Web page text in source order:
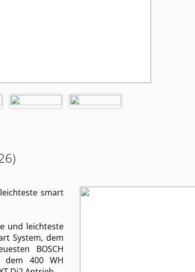
smart
und leichteste
System, dem
BOSCH
dem 400 WH